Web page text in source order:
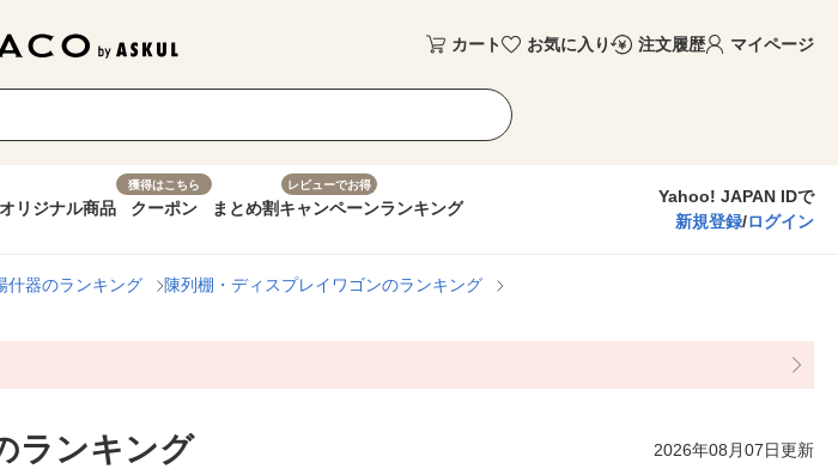
カート お気に入り 注文履歴 マイページ
オリジナル商品
獲得はこちら
クーポン まとめ割
レビューでお得
キャンペーンランキング
Yahoo! JAPAN IDで
新規登録/ログイン
什器のランキング
陳列棚・ディスプレイワゴンのランキング
ランキング 2026年08月07日更新